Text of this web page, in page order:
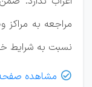
مراجعه به
نسبت به شرایط
 مشاهده